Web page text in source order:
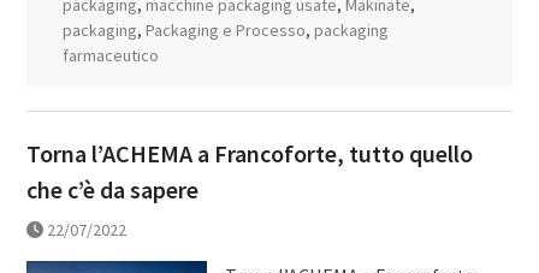
packaging, macchine packaging usate, Makinate,
packaging, Packaging e Processo, packaging
farmaceutico
Torna l’ACHEMA a Francoforte, tutto quello
che c’è da sapere
22/07/2022